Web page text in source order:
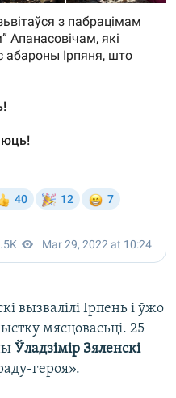
вызвалілі Ірпень і ўжо
мясцовасьці. 25
Ўладзімір Зяленскі
героя».